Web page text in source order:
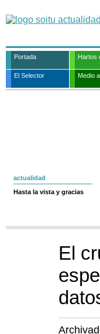
Portada Hartos
El Selector Medio
actualidad
Hasta la vista y gracias
El